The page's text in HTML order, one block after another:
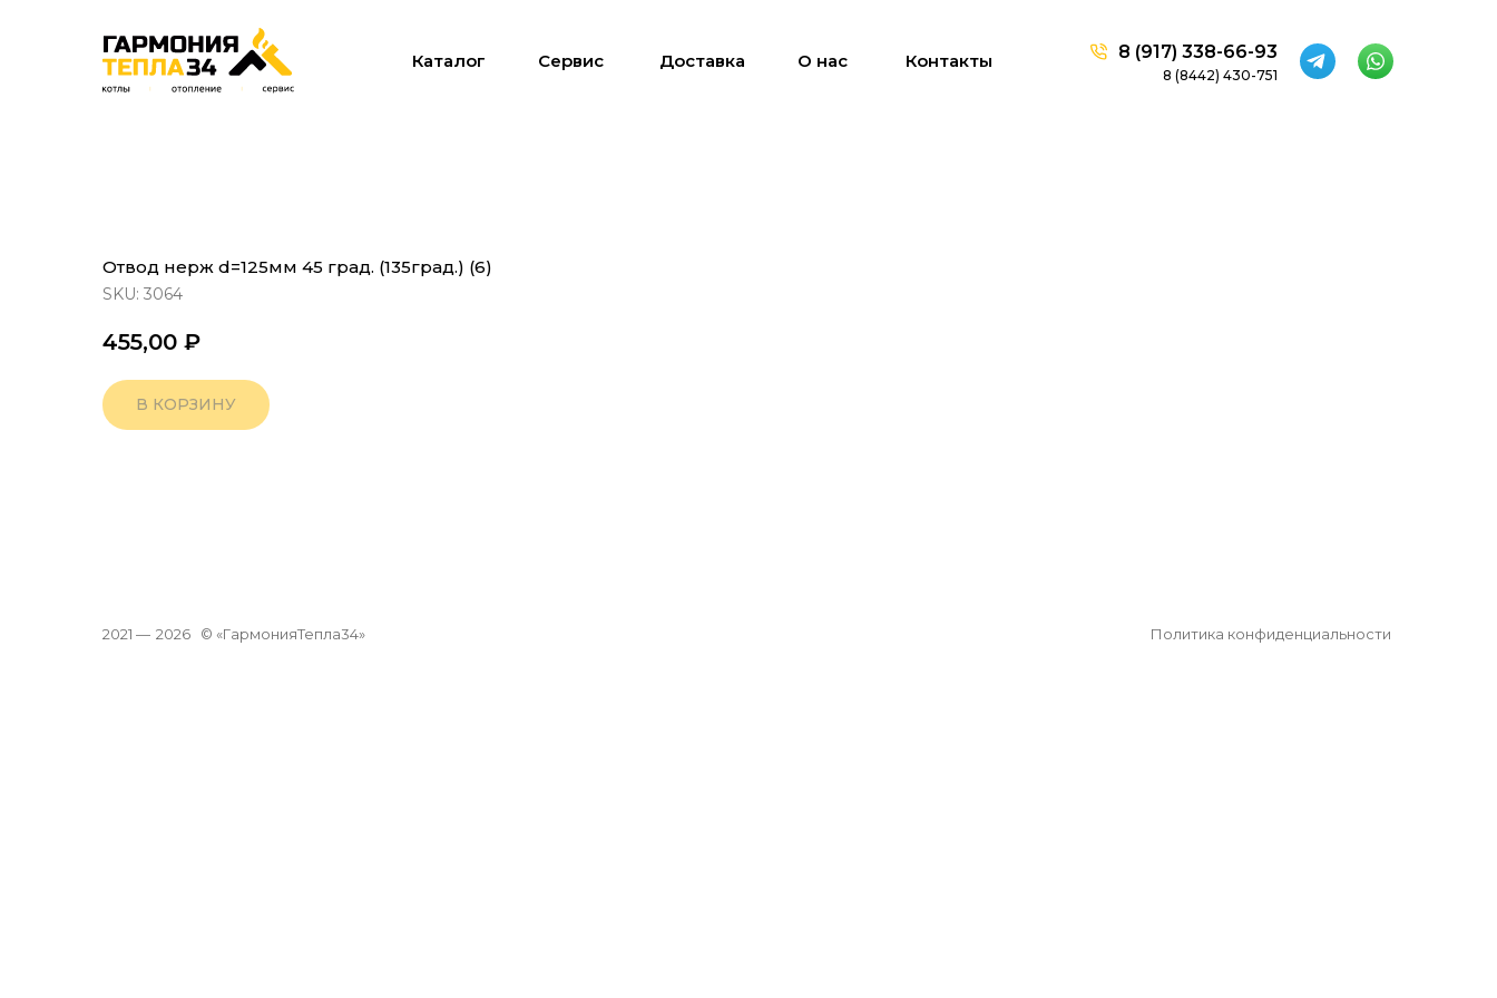
8 (8442) 430-751
8 (917) 338-66-93
Сервис Доставка О нас Контакты
Каталог
Отвод нерж d=125мм 45 град. (135град.) (6)
SKU: 3064
455,00 ₽
В КОРЗИНУ
Политика конфиденциальности
© «ГармонияТепла34»
2026
2021 —